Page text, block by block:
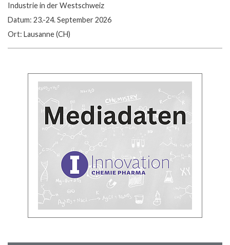
Industrie in der Westschweiz
Datum: 23.-24. September 2026
Ort: Lausanne (CH)